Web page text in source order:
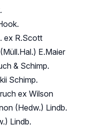
ex R.Scott
E.Maier
& Schimp.
Schimp.
ex Wilson
(Hedw.) Lindb.
Lindb.